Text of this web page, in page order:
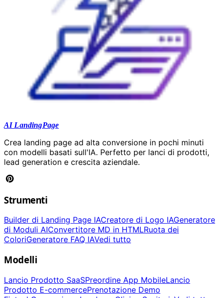
AI LandingPage
Crea landing page ad alta conversione in pochi minuti
con modelli basati sull'IA. Perfetto per lanci di prodotti,
lead generation e crescita aziendale.
Strumenti
Builder di Landing Page IACreatore di Logo IAGeneratore
di Moduli AIConvertitore MD in HTMLRuota dei
ColoriGeneratore FAQ IAVedi tutto
Modelli
Lancio Prodotto SaaSPreordine App MobileLancio
Prodotto E-commercePrenotazione Demo